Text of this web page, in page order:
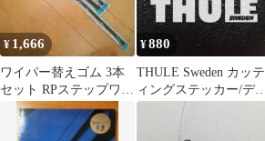
¥ 1,666
ワイパー替えゴム 3本
セット RPステップワゴ
ンに
¥880
THULE Sweden カッテ
ィングステッカー/デカ
ール 2枚セット 超防水